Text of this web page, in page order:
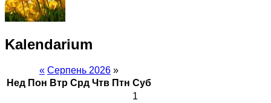
Kalendarium
« Серпень 2026 »
Нед Пон Втр Срд Чтв Птн Суб
1